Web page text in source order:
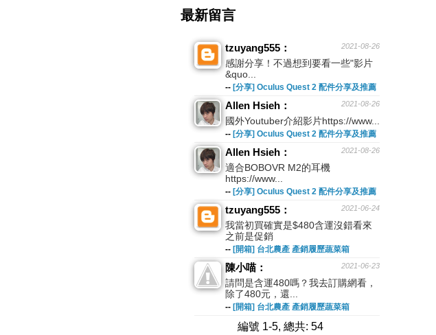
最新留言
2021-08-26
tzuyang555：
感謝分享！不過想到要看一些"影片
&quo...
-- [分享] Oculus Quest 2 配件分享及推薦
2021-08-26
Allen Hsieh：
國外Youtuber介紹影片https://www...
-- [分享] Oculus Quest 2 配件分享及推薦
2021-08-26
Allen Hsieh：
適合BOBOVR M2的耳機
https://www...
-- [分享] Oculus Quest 2 配件分享及推薦
2021-06-24
tzuyang555：
我當初買確實是$480含運沒錯看來
之前是促銷
-- [開箱] 台北農產 產銷履歷蔬菜箱
2021-06-23
陳小喵：
請問是含運480嗎？我去訂購網看，
除了480元，還...
-- [開箱] 台北農產 產銷履歷蔬菜箱
編號 1-5, 總共: 54